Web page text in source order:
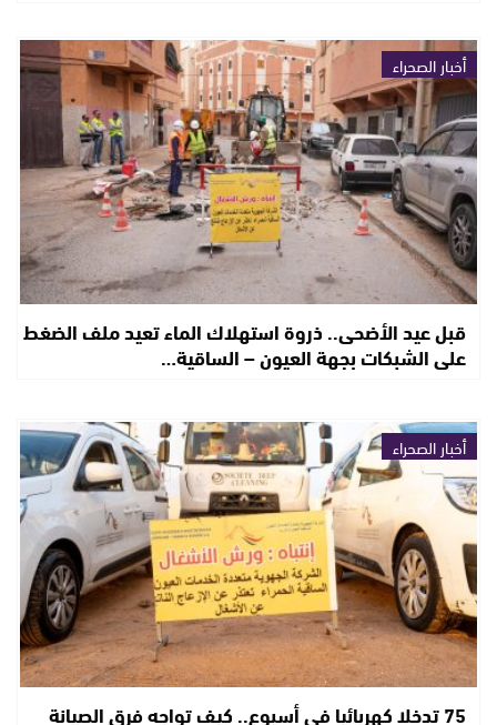
أخبار الصحراء
قبل عيد الأضحى.. ذروة استهلاك الماء تعيد ملف الضغط
على الشبكات بجهة العيون – الساقية…
أخبار الصحراء
75 تدخلا كهربائيا في أسبوع.. كيف تواجه فرق الصيانة